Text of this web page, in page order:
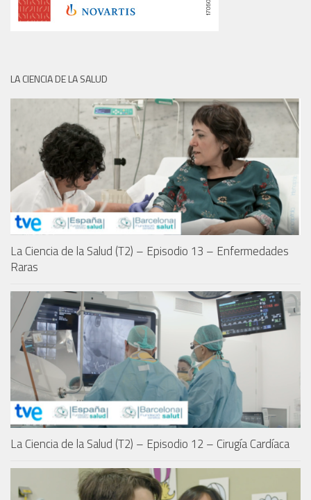
LA CIENCIA DE LA SALUD
La Ciencia de la Salud (T2) – Episodio 13 – Enfermedades
Raras
La Ciencia de la Salud (T2) – Episodio 12 – Cirugía Cardíaca